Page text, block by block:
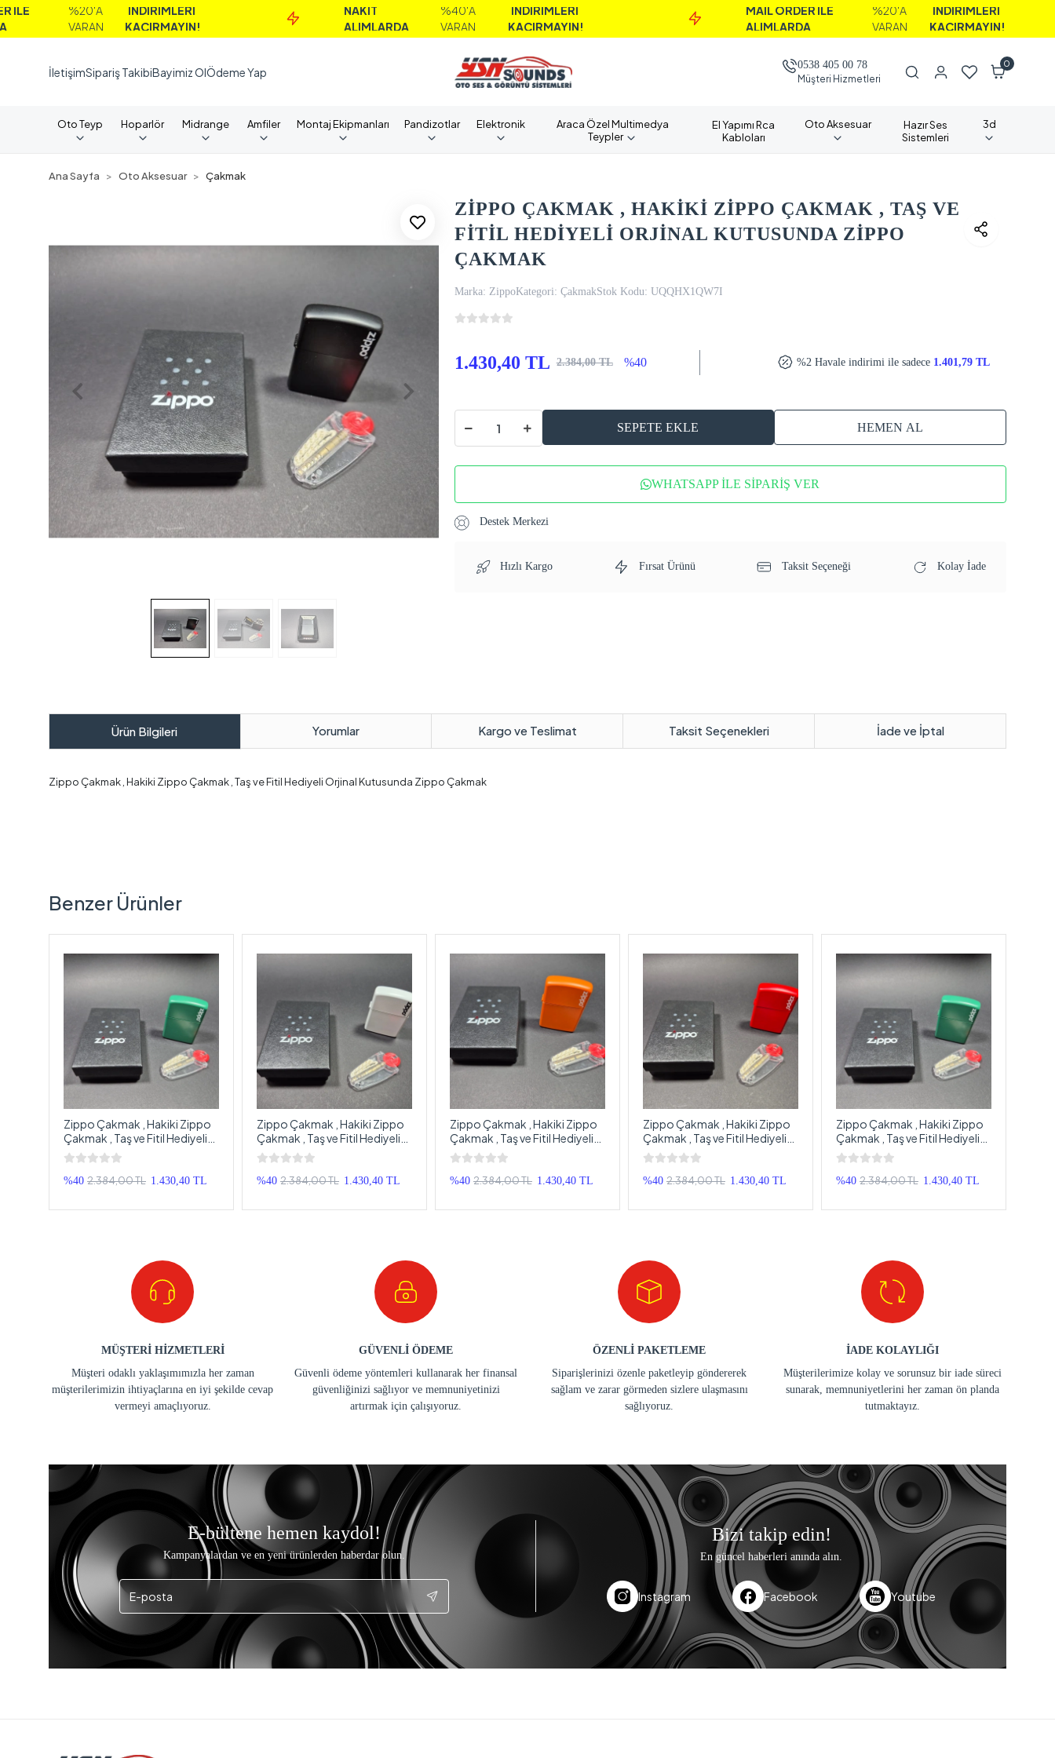
%20'A
İNDİRİMLERİ
KAÇIRMAYIN!
NAKİT
ALIMLARDA
VARAN
İNDİRİMLERİ
KAÇIRMAYIN!
MAİL ORDER İLE
ALIMLARDA
%20'A
İNDİRİMLERİ
KAÇIRMAYIN!
İletişimSipariş TakibiBayimiz OlÖdeme Yap
0538 405 00 78
Müşteri Hizmetleri
0
Oto Teyp Hoparlör Midrange Amfiler Montaj Ekipmanları Pandizotlar Elektronik
Araca Özel Multimedya
Teypler
El Yapımı Rca
Kabloları
Oto Aksesuar
Hazır Ses
Sistemleri
3d
Ana Sayfa Oto Aksesuar Çakmak
ZİPPO ÇAKMAK , HAKİKİ ZİPPO ÇAKMAK , TAŞ VE
FİTİL HEDİYELİ ORJİNAL KUTUSUNDA ZİPPO
ÇAKMAK
Marka: ZippoKategori: ÇakmakStok Kodu: UQQHX1QW7I
1.430,40 TL 2.384,00 TL %40 %2 Havale indirimi ile sadece 1.401,79 TL
SEPETE EKLE HEMEN AL
WHATSAPP İLE SİPARİŞ VER
Destek Merkezi
Hızlı Kargo Fırsat Ürünü Taksit Seçeneği Kolay İade
Ürün Bilgileri Yorumlar Kargo ve Teslimat Taksit Seçenekleri İade ve İptal
Zippo Çakmak , Hakiki Zippo Çakmak , Taş ve Fitil Hediyeli Orjinal Kutusunda Zippo Çakmak
Benzer Ürünler
Zippo Çakmak , Hakiki Zippo
Çakmak , Taş ve Fitil Hediyeli
Orjinal Kutusunda Zippo
Çakmak
%40 2.384,00 TL 1.430,40 TL
Zippo Çakmak , Hakiki Zippo
Çakmak , Taş ve Fitil Hediyeli
Orjinal Kutusunda Zippo
Çakmak
%40 2.384,00 TL 1.430,40 TL
Zippo Çakmak , Hakiki Zippo
Çakmak , Taş ve Fitil Hediyeli
Orjinal Kutusunda Zippo
Çakmak
%40 2.384,00 TL 1.430,40 TL
Zippo Çakmak , Hakiki Zippo
Çakmak , Taş ve Fitil Hediyeli
Orjinal Kutusunda Zippo
Çakmak
%40 2.384,00 TL 1.430,40 TL
Zippo Çakmak , Hakiki Zippo
Çakmak , Taş ve Fitil Hediyeli
Orjinal Kutusunda Zippo
Çakmak
%40 2.384,00 TL 1.430,40 TL
MÜŞTERİ HİZMETLERİ
Müşteri odaklı yaklaşımımızla her zaman
müşterilerimizin ihtiyaçlarına en iyi şekilde cevap
vermeyi amaçlıyoruz.
GÜVENLİ ÖDEME
Güvenli ödeme yöntemleri kullanarak her finansal
güvenliğinizi sağlıyor ve memnuniyetinizi
artırmak için çalışıyoruz.
ÖZENLİ PAKETLEME
Siparişlerinizi özenle paketleyip göndererek
sağlam ve zarar görmeden sizlere ulaşmasını
sağlıyoruz.
İADE KOLAYLIĞI
Müşterilerimize kolay ve sorunsuz bir iade süreci
sunarak, memnuniyetlerini her zaman ön planda
tutmaktayız.
E-bültene hemen kaydol!
Kampanyalardan ve en yeni ürünlerden haberdar olun.
Bizi takip edin!
En güncel haberleri anında alın.
Instagram Facebook Youtube